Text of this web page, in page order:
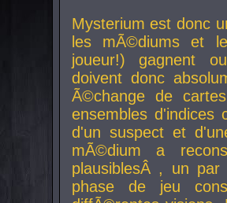
Mysterium est donc
les mÃ©diums et
joueur!) gagnent
doivent donc
Ã©change de
ensembles d'indices
d'un suspect et
mÃ©dium a
plausiblesÂ , un par
phase de jeu